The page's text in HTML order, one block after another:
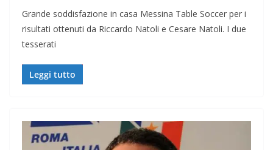
Grande soddisfazione in casa Messina Table Soccer per i
risultati ottenuti da Riccardo Natoli e Cesare Natoli. I due
tesserati
Leggi tutto